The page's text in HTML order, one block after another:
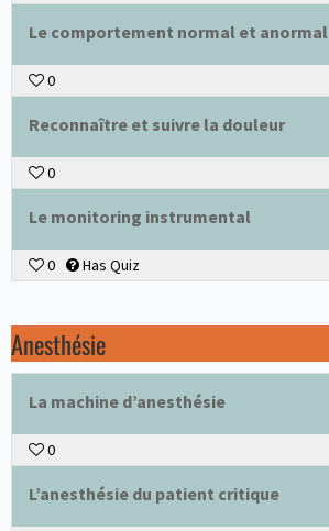
Le comportement normal et anormal
0
Reconnaître et suivre la douleur
0
Le monitoring instrumental
0 Has Quiz
Anesthésie
La machine d’anesthésie
0
L’anesthésie du patient critique